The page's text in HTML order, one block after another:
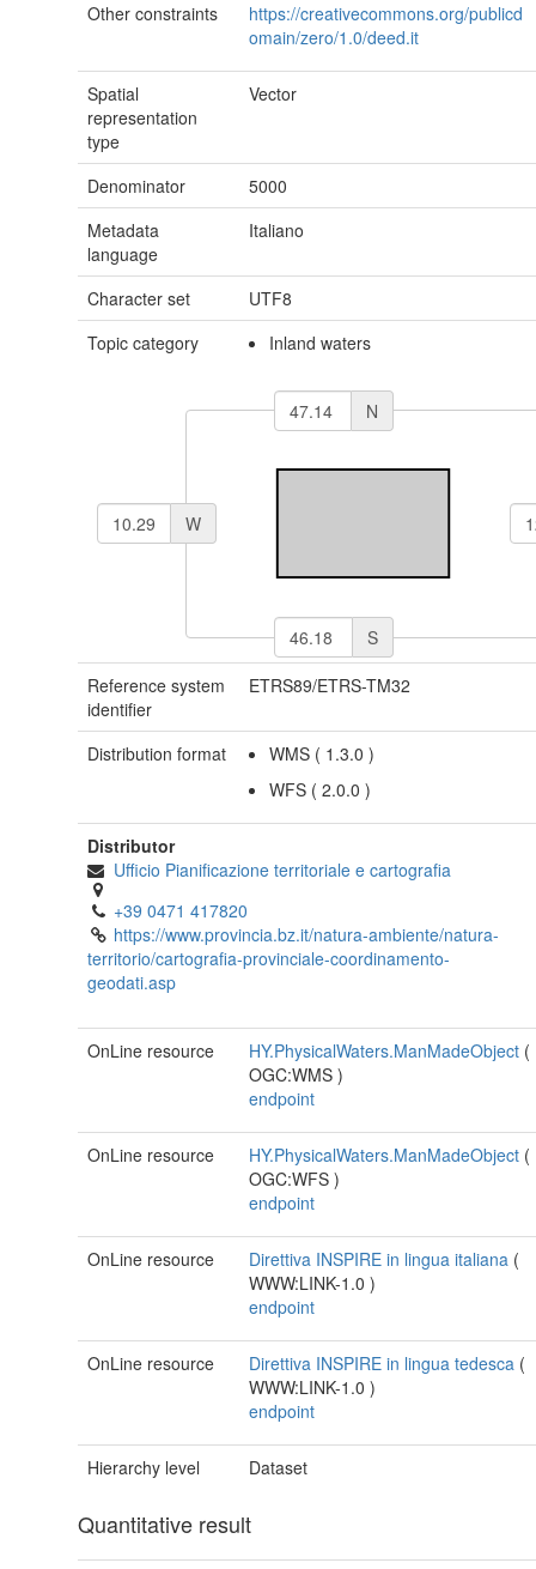
Other constraints
https://creativecommons.org/publicd
omain/zero/1.0/deed.it
Spatial
representation
type
Vector
Denominator
5000
Metadata
language
Italiano
Character set
UTF8
Topic category
Inland waters
N
S
W
Reference system
identifier
ETRS89/ETRS-TM32
Distribution format WMS ( 1.3.0)
WFS (2.0.0)
Distributor
Ufficio Pianificazione territoriale e cartografia
+39 0471 417820
https://www.provincia.bz.it/natura-ambiente/natura-
territorio/cartografia-provinciale-coordinamento-
geodati.asp
OnLine resource HY.PhysicalWaters.ManMadeObject (
OGC:WMS)
endpoint
OnLine resource HY.PhysicalWaters.ManMadeObject (
OGC:WFS)
endpoint
OnLine resource Direttiva INSPIRE in lingua italiana (
WWW:LINK-1.0)
endpoint
OnLine resource Direttiva INSPIRE in lingua tedesca (
WWW:LINK-1.0)
endpoint
Hierarchy level Dataset
Quantitative result